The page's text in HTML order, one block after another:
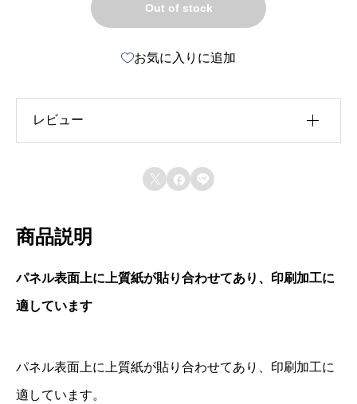
Out of stock
お気に入りに追加
レビュー
レビュー投稿には、会員登録が必要です。
会員登録する
  
商品説明
パネル表面上に上質紙が貼り合わせてあり、印刷加工に
適しています
パネル表面上に上質紙が貼り合わせてあり、印刷加工に
適しています。